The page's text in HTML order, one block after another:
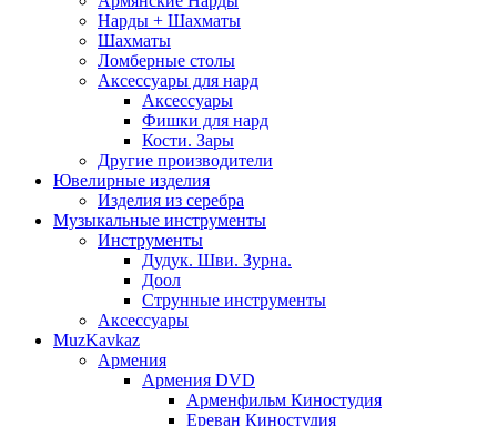
Нарды + Шахматы
Шахматы
Ломберные столы
Аксессуары для нард
Аксессуары
Фишки для нард
Кости. Зары
Другие производители
Ювелирные изделия
Изделия из серебра
Музыкальные инструменты
Инструменты
Дудук. Шви. Зурна.
Доол
Струнные инструменты
Аксессуары
MuzKavkaz
Армения
Армения DVD
Арменфильм Киностудия
Ереван Киностудия